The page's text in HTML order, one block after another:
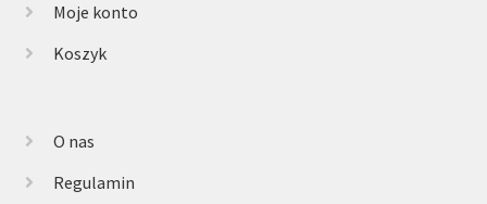
Moje konto
Koszyk
O nas
Regulamin